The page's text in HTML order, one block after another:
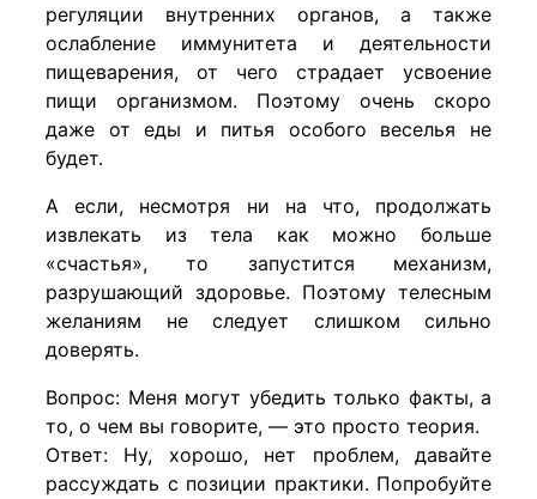
регуляции внутренних органов, а также
ослабление иммунитета и деятельности
пищеварения, от чего страдает усвоение
пищи организмом. Поэтому очень скоро
даже от еды и питья особого веселья не
будет.
А если, несмотря ни на что, продолжать
извлекать из тела как можно больше
«счастья», то запустится механизм,
разрушающий здоровье. Поэтому телесным
желаниям не следует слишком сильно
доверять.
Вопрос: Меня могут убедить только факты, а
то, о чем вы говорите, — это просто теория.
Ответ: Ну, хорошо, нет проблем, давайте
рассуждать с позиции практики. Попробуйте